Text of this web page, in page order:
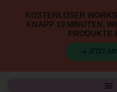
KOSTENLOSER
KNAPP 10 MINUTEN,
PRODUKTE
→ JETZT